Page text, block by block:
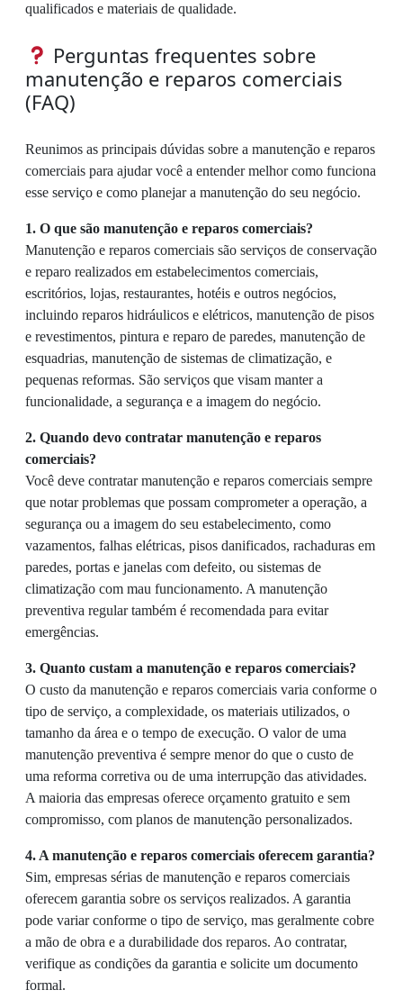
qualificados e materiais de qualidade.
Perguntas frequentes sobre
manutenção e reparos comerciais
(FAQ)
Reunimos as principais dúvidas sobre a manutenção e reparos
comerciais para ajudar você a entender melhor como funciona
esse serviço e como planejar a manutenção do seu negócio.
1. O que são manutenção e reparos comerciais?
Manutenção e reparos comerciais são serviços de conservação
e reparo realizados em estabelecimentos comerciais,
escritórios, lojas, restaurantes, hotéis e outros negócios,
incluindo reparos hidráulicos e elétricos, manutenção de pisos
e revestimentos, pintura e reparo de paredes, manutenção de
esquadrias, manutenção de sistemas de climatização, e
pequenas reformas. São serviços que visam manter a
funcionalidade, a segurança e a imagem do negócio.
2. Quando devo contratar manutenção e reparos
comerciais?
Você deve contratar manutenção e reparos comerciais sempre
que notar problemas que possam comprometer a operação, a
segurança ou a imagem do seu estabelecimento, como
vazamentos, falhas elétricas, pisos danificados, rachaduras em
paredes, portas e janelas com defeito, ou sistemas de
climatização com mau funcionamento. A manutenção
preventiva regular também é recomendada para evitar
emergências.
3. Quanto custam a manutenção e reparos comerciais?
O custo da manutenção e reparos comerciais varia conforme o
tipo de serviço, a complexidade, os materiais utilizados, o
tamanho da área e o tempo de execução. O valor de uma
manutenção preventiva é sempre menor do que o custo de
uma reforma corretiva ou de uma interrupção das atividades.
A maioria das empresas oferece orçamento gratuito e sem
compromisso, com planos de manutenção personalizados.
4. A manutenção e reparos comerciais oferecem garantia?
Sim, empresas sérias de manutenção e reparos comerciais
oferecem garantia sobre os serviços realizados. A garantia
pode variar conforme o tipo de serviço, mas geralmente cobre
a mão de obra e a durabilidade dos reparos. Ao contratar,
verifique as condições da garantia e solicite um documento
formal.